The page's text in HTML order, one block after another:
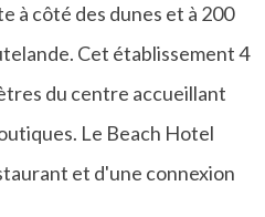
à côté des dunes et à 200
Cet établissement 4
du centre accueillant
Le Beach Hotel
et d'une connexion